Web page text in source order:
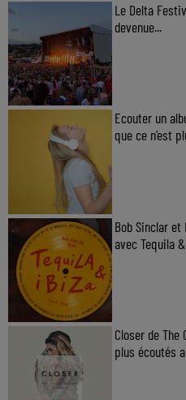
Le Delta
devenue...
Ecouter un
que ce n’est
Bob Sinclar
avec Tequila
Closer de The
plus écoutés